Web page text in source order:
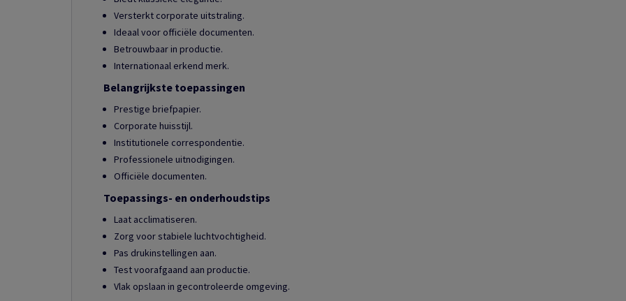
Versterkt corporate uitstraling.
Ideaal voor officiële documenten.
Betrouwbaar in productie.
Internationaal erkend merk.
Belangrijkste toepassingen
Prestige briefpapier.
Corporate huisstijl.
Institutionele correspondentie.
Professionele uitnodigingen.
Officiële documenten.
Toepassings- en onderhoudstips
Laat acclimatiseren.
Zorg voor stabiele luchtvochtigheid.
Pas drukinstellingen aan.
Test voorafgaand aan productie.
Vlak opslaan in gecontroleerde omgeving.